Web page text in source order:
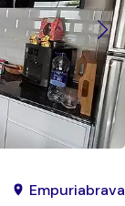
Empuriabrava